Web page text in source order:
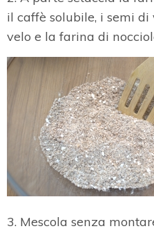
il caffè solubile, i semi
velo e la farina di
3. Mescola senza